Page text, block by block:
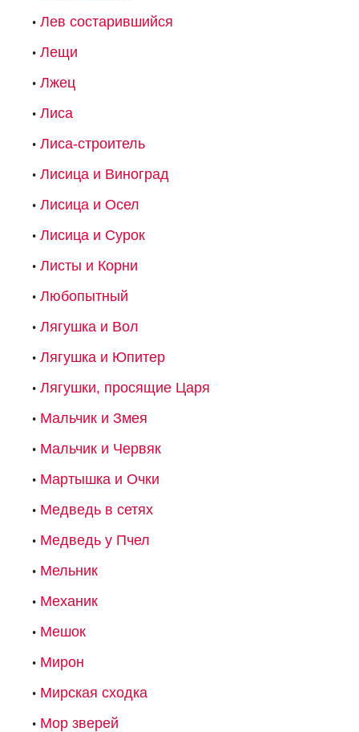
Лев состарившийся
Лещи
Лжец
Лиса
Лиса-строитель
Лисица и Виноград
Лисица и Осел
Лисица и Сурок
Листы и Корни
Любопытный
Лягушка и Вол
Лягушка и Юпитер
Лягушки, просящие Царя
Мальчик и Змея
Мальчик и Червяк
Мартышка и Очки
Медведь в сетях
Медведь у Пчел
Мельник
Механик
Мешок
Мирон
Мирская сходка
Мор зверей